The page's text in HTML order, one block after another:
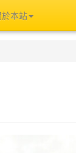
於本站